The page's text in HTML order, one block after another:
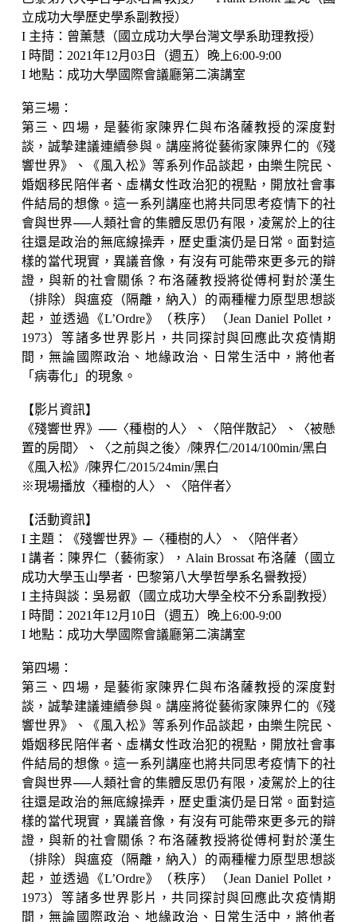
立成功大學歷史學系副教授）
I 主持：曾薰慧（國立成功大學台灣文學系助理教授）
I 時間：2021年12月03日（週五）晚上6:00-9:00
I 地點：成功大學國際會議廳第二演講室
第三場：
第三、四場，是藝術家陳界仁與布洛薩教授的深度對
談，誠摯建議連續參與。講座將從藝術家陳界仁的《殘
響世界》、《風入松》等系列作品談起，由樂生院民、
婚姻移民陪伴者、虛構女性政治犯的視點，開放社會事
件結局的想像。這一系列講座也將共同思考疫情下的社
會與世界──人類社會的集體反思仍有限，凌駕於上的往
往還是政治的無底線操弄，歷史重演仍是日常。面對這
樣的當代現實，異議音像，有沒有可能帶來更多元的辯
證，與新的社會關係？布洛薩教授將從傅柯對於漢生
（排除）與瘟疫（隔離，納入）的兩種權力原型思想談
起，並透過《L’Ordre》（秩序）（Jean Daniel Pollet，
1973）等諸多世界影片，共同探討與回應此次疫情期
間，無論國際政治、地緣政治、日常生活中，將他者
「病毒化」的現象。
【影片資訊】
《殘響世界》──〈種樹的人〉、〈陪伴散記〉、〈被懸
置的房間〉、〈之前與之後〉/陳界仁/2014/100min/黑白
《風入松》/陳界仁/2015/24min/黑白
※現場播放〈種樹的人〉、〈陪伴者〉
【活動資訊】
I 主題：《殘響世界》─〈種樹的人〉、〈陪伴者〉
I 講者：陳界仁（藝術家），Alain Brossat 布洛薩（國立
成功大學玉山學者．巴黎第八大學哲學系名譽教授）
I 主持與談：吳易叡（國立成功大學全校不分系副教授）
I 時間：2021年12月10日（週五）晚上6:00-9:00
I 地點：成功大學國際會議廳第二演講室
第四場：
第三、四場，是藝術家陳界仁與布洛薩教授的深度對
談，誠摯建議連續參與。講座將從藝術家陳界仁的《殘
響世界》、《風入松》等系列作品談起，由樂生院民、
婚姻移民陪伴者、虛構女性政治犯的視點，開放社會事
件結局的想像。這一系列講座也將共同思考疫情下的社
會與世界──人類社會的集體反思仍有限，凌駕於上的往
往還是政治的無底線操弄，歷史重演仍是日常。面對這
樣的當代現實，異議音像，有沒有可能帶來更多元的辯
證，與新的社會關係？布洛薩教授將從傅柯對於漢生
（排除）與瘟疫（隔離，納入）的兩種權力原型思想談
起，並透過《L’Ordre》（秩序）（Jean Daniel Pollet，
1973）等諸多世界影片，共同探討與回應此次疫情期
間，無論國際政治、地緣政治、日常生活中，將他者